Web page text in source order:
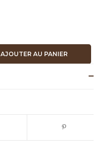
AJOUTER AU PANIER